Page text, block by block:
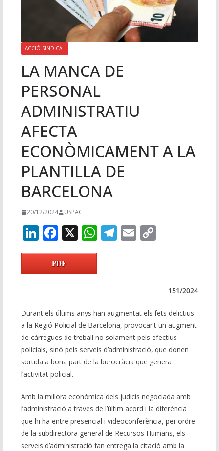
ACCIÓ SINDICAL
LA MANCA DE
PERSONAL
ADMINISTRATIU
AFECTA
ECONÒMICAMENT A LA
PLANTILLA DE
BARCELONA
20/12/2024 USPAC
Li
n
k
e
n
F
ac
e
b
o
k
X W
p
p
T
m
E C
n
k
PDF
151/2024
Durant els últims anys han augmentat els fets delictius
a la Regió Policial de Barcelona, provocant un augment
de càrregues de treball no solament pels efectius
policials, sinó pels serveis d’administració, que donen
sortida a bona part de la burocràcia que genera
l’activitat policial.
Amb la millora econòmica dels judicis negociada amb
l’administració a través de l’últim acord i la diferència
que hi ha entre presencial i videoconferència, per ordre
de la subdirectora general de Recursos Humans, els
serveis d’administració fan entrega la citació amb la